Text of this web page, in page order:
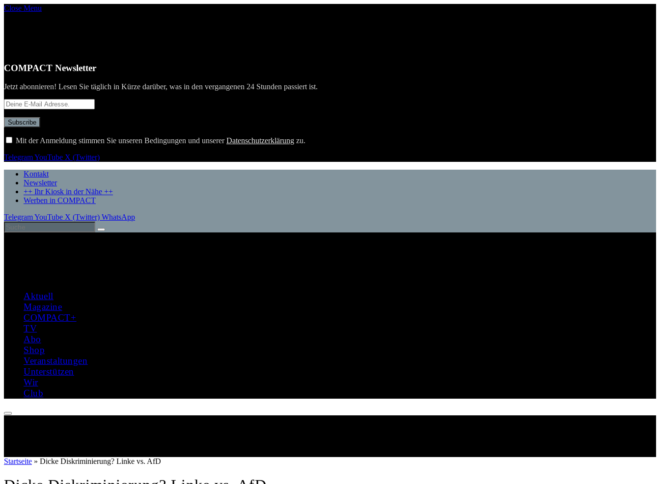
Close Menu
COMPACT Newsletter
Jetzt abonnieren! Lesen Sie täglich in Kürze darüber, was in den vergangenen 24 Stunden passiert ist.
Mit der Anmeldung stimmen Sie unseren Bedingungen und unsererDatenschutzerklärung zu.
TelegramYouTube X (Twitter)
Kontakt
Newsletter
++ Ihr Kiosk in der Nähe ++
Werben in COMPACT
TelegramYouTube X (Twitter) WhatsApp
Aktuell
Magazine
COMPACT+
TV
Abo
Shop
Veranstaltungen
Unterstützen
Wir
Club
Startseite » Dicke Diskriminierung? Linke vs. AfD